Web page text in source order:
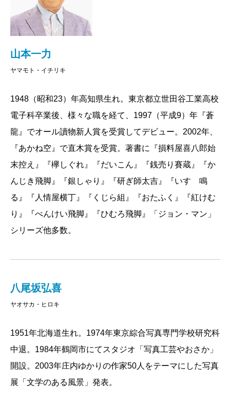
山本一力
ヤマモト・イチリキ
1948（昭和23）年高知県生れ。東京都立世田谷工業高校
電子科卒業後、様々な職を経て、1997（平成9）年『蒼
龍』でオール讀物新人賞を受賞してデビュー。2002年、
『あかね空』で直木賞を受賞。著書に『損料屋喜八郎始
末控え』『欅しぐれ』『だいこん』『銭売り賽蔵』『か
んじき飛脚』『銀しゃり』『研ぎ師太吉』『いすゞ鳴
る』『人情屋横丁』『くじら組』『おたふく』『紅けむ
り』『べんけい飛脚』『ひむろ飛脚』「ジョン・マン」
シリーズ他多数。
八尾坂弘喜
ヤオサカ・ヒロキ
1951年北海道生れ。1974年東京綜合写真専門学校研究科
中退。1984年鶴岡市にてスタジオ「写真工芸やおさか」
開設。2003年庄内ゆかりの作家50人をテーマにした写真
展「文学のある風景」発表。